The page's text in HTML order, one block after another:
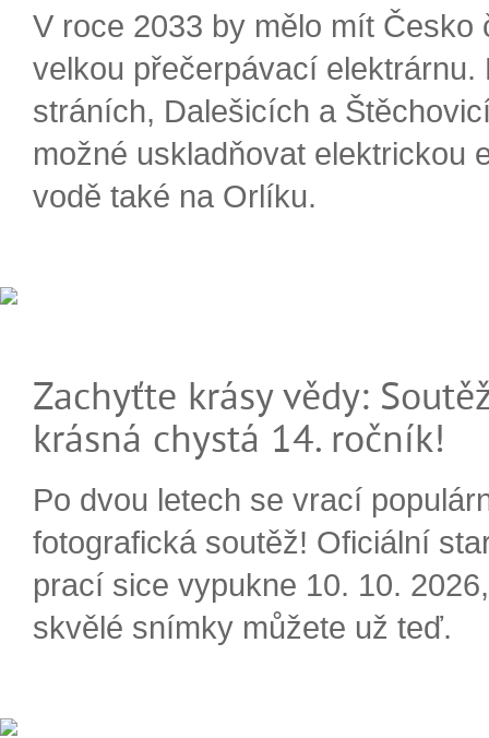
V roce 2033 by mělo mít Česko
velkou přečerpávací elektrárnu.
stráních, Dalešicích a
možné uskladňovat elektrickou
vodě také na Orlíku.
Zachyťte krásy vědy:
krásná chystá 14. ročník!
Po dvou letech se vrací
fotografická soutěž! Oficiální
prací sice vypukne 10. 10.
skvělé snímky můžete už teď.